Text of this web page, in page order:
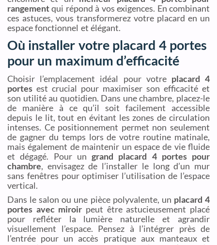
rangementqui répond à vos exigences. En combinant
ces astuces, vous transformerez votre placard en un
espace fonctionnel et élégant.
Où installer votre placard 4 portes
pour un maximum d’efficacité
Choisir l’emplacement idéal pour votre placard 4
portes est crucial pour maximiser son efficacité et
son utilité au quotidien. Dans une chambre, placez-le
de manière à ce qu’il soit facilement accessible
depuis le lit, tout en évitant les zones de circulation
intenses. Ce positionnement permet non seulement
de gagner du temps lors de votre routine matinale,
mais également de maintenir un espace de vie fluide
et dégagé. Pour un grand placard 4 portes pour
chambre, envisagez de l’installer le long d’un mur
sans fenêtres pour optimiser l’utilisation de l’espace
vertical.
Dans le salon ou une pièce polyvalente, un placard 4
portes avec miroir peut être astucieusement placé
pour refléter la lumière naturelle et agrandir
visuellement l’espace. Pensez à l’intégrer près de
l’entrée pour un accès pratique aux manteaux et